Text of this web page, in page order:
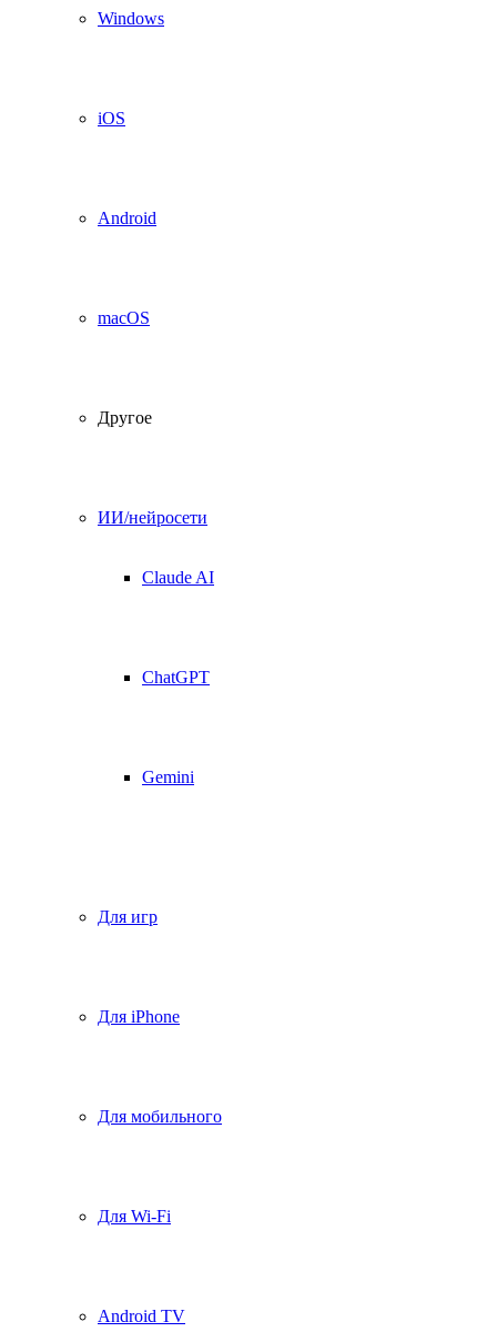
Windows
iOS
Android
macOS
Другое
ИИ/нейросети
Claude AI
ChatGPT
Gemini
Для игр
Для iPhone
Для мобильного
Для Wi-Fi
Android TV